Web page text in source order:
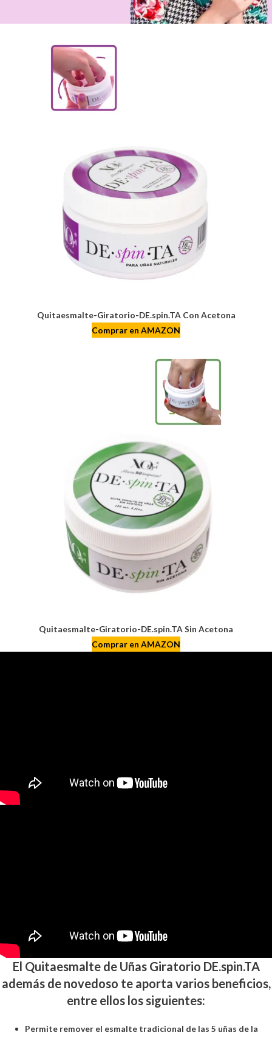
Quitaesmalte-Giratorio-DE.spin.TA Con Acetona
Comprar en AMAZON
Quitaesmalte-Giratorio-DE.spin.TA Sin Acetona
Comprar en AMAZON
El Quitaesmalte de Uñas Giratorio DE.spin.TA
además de novedoso te aporta varios beneficios,
entre ellos los siguientes:
Permite remover el esmalte tradicional de las 5 uñas de la